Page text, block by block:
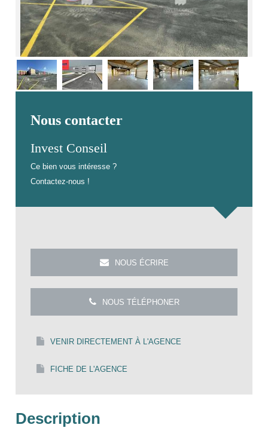
Nous contacter
Invest Conseil
Ce bien vous intéresse ?
Contactez-nous !
NOUS ÉCRIRE
NOUS TÉLÉPHONER
VENIR DIRECTEMENT À L'AGENCE
FICHE DE L'AGENCE
Description